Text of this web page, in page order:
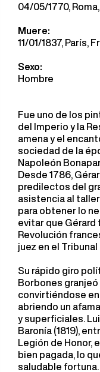
04/05/1770,
Muere:
11/01/1837, París,
Sexo:
Hombre
Fue uno de los
del Imperio y la
amena y el
sociedad de la
Napoleón
Desde 1786,
predilectos del
asistencia al
para obtener lo
evitar que Gérard
Revolución
juez en el Tribunal
Su rápido giro
Borbones granjeó
convirtiéndose en
abriendo un
y superficiales.
Baronía (1819),
Legión de
bien pagada, lo
saludable